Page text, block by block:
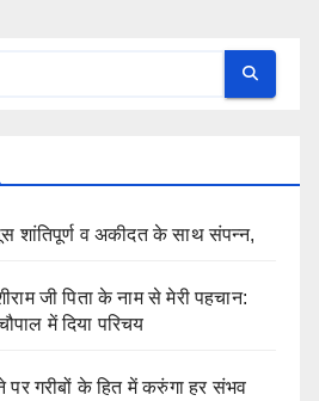
शांतिपूर्ण व अकीदत के साथ संपन्न,
जी पिता के नाम से मेरी पहचान:
में दिया परिचय
गरीबों के हित में करुंगा हर संभव